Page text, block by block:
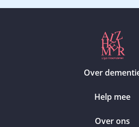
Over
Help mee
Over ons